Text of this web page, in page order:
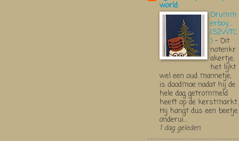
world
Drumm
erboy....
(52WTC
) - Dit
notenkr
akertje,
het lijkt
wel een oud mannetje,
is doodmoe nadat hij de
hele dag getrommeld
heeft op de kerstmarkt.
Hij hangt dus een beetje
onderui...
1 dag geleden